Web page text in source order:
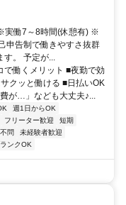
｢千葉駅｣西口徒歩3分(営
実働7～8時間(休憩有) ※
申告制で働きやすさ抜群
。 予定が...
で働くメリット ■夜勤で効
クッと働ける ■日払いOK
が…」なども大丈夫♪...
週1日からOK
フリーター歓迎
短期
問
未経験者歓迎
ンクOK